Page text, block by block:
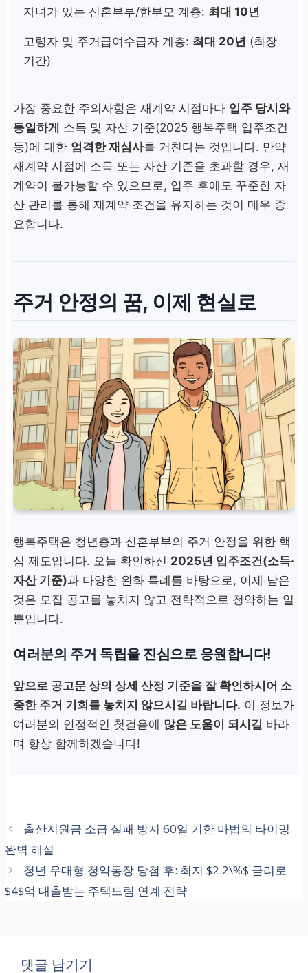
자녀가 있는 신혼부부/한부모 계층: 최대 10년
고령자 및 주거급여수급자 계층: 최대 20년 (최장
기간)
가장 중요한 주의사항은 재계약 시점마다 입주 당시와
동일하게 소득 및 자산 기준(2025 행복주택 입주조건
등)에 대한 엄격한 재심사를 거친다는 것입니다. 만약
재계약 시점에 소득 또는 자산 기준을 초과할 경우, 재
계약이 불가능할 수 있으므로, 입주 후에도 꾸준한 자
산 관리를 통해 재계약 조건을 유지하는 것이 매우 중
요합니다.
주거 안정의 꿈, 이제 현실로
행복주택은 청년층과 신혼부부의 주거 안정을 위한 핵
심 제도입니다. 오늘 확인하신 2025년 입주조건(소득·
자산 기준)과 다양한 완화 특례를 바탕으로, 이제 남은
것은 모집 공고를 놓치지 않고 전략적으로 청약하는 일
뿐입니다.
여러분의 주거 독립을 진심으로 응원합니다!
앞으로 공고문 상의 상세 산정 기준을 잘 확인하시어 소
중한 주거 기회를 놓치지 않으시길 바랍니다. 이 정보가
여러분의 안정적인 첫걸음에 많은 도움이 되시길 바라
며 항상 함께하겠습니다!
출산지원금 소급 실패 방지 60일 기한 마법의 타이밍
완벽 해설
청년 우대형 청약통장 당첨 후: 최저 $2.2\%$ 금리로
$4$억 대출받는 주택드림 연계 전략
댓글 남기기